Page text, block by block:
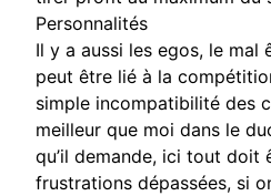
Personnalités
Il y a aussi les egos, le
peut être lié à la
simple incompatibilité des
meilleur que moi dans le
qu’il demande, ici tout doit
frustrations dépassées, si